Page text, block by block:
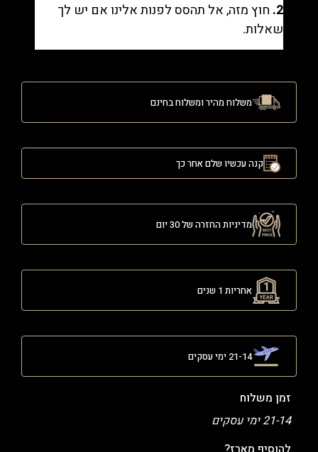
2. חוץ מזה, אל תהסס לפנות אלינו אם יש לך
שאלות.
משלוח מהיר ומשלוח בחינם
קנה עכשיו שלם אחר כך
מדיניות החזרה של 30 יום
אחריות 1 שנים
21-14 ימי עסקים
זמן משלוח
21-14 ימי עסקים